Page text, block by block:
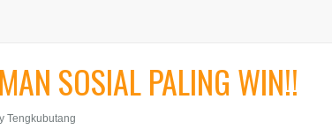
SOSIAL PALING WIN!!
Tengkubutang